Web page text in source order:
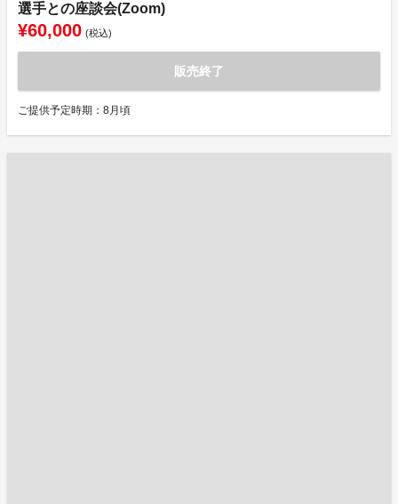
選手との座談会(Zoom)
¥60,000 (税込)
販売終了
ご提供予定時期：8月頃